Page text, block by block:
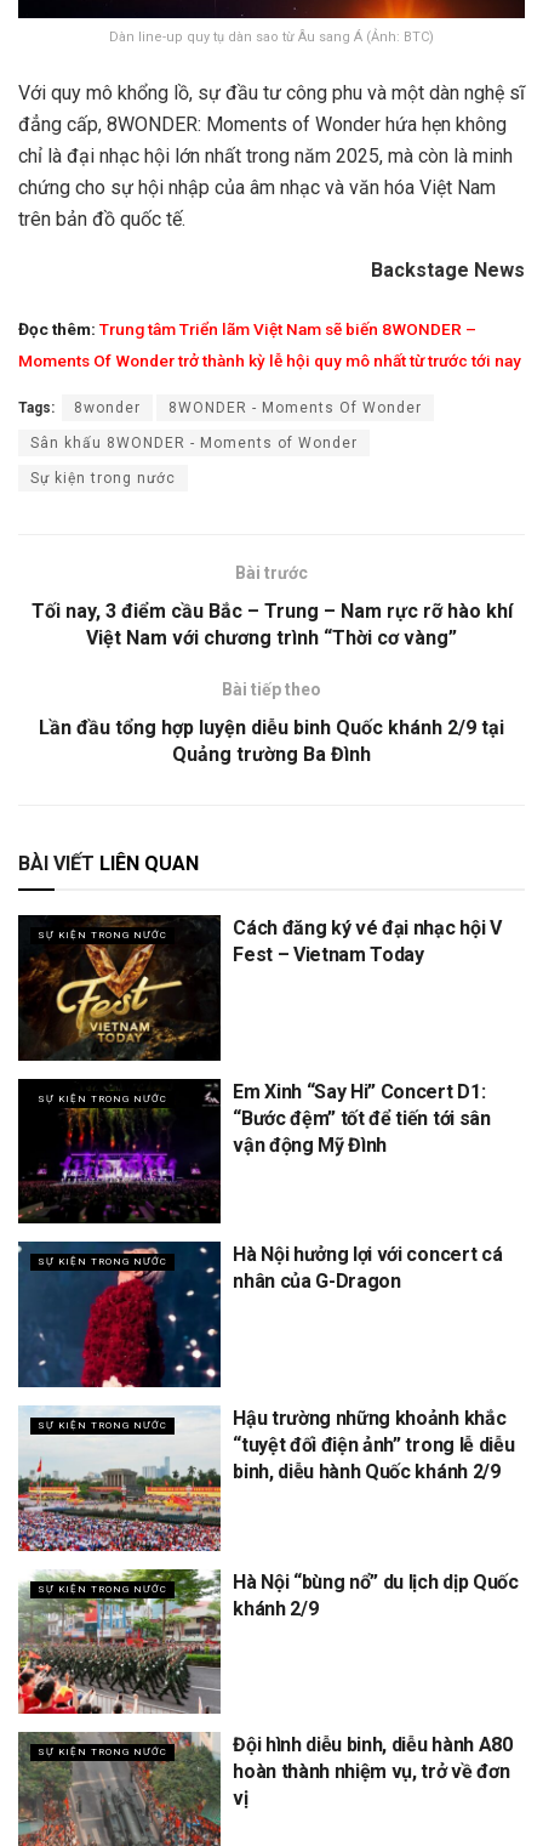
Dàn line-up quy tụ dàn sao từ Âu sang Á (Ảnh: BTC)
Với quy mô khổng lồ, sự đầu tư công phu và một dàn nghệ sĩ
đẳng cấp, 8WONDER: Moments of Wonder hứa hẹn không
chỉ là đại nhạc hội lớn nhất trong năm 2025, mà còn là minh
chứng cho sự hội nhập của âm nhạc và văn hóa Việt Nam
trên bản đồ quốc tế.
Backstage News
Đọc thêm: Trung tâm Triển lãm Việt Nam sẽ biến 8WONDER –
Moments Of Wonder trở thành kỳ lễ hội quy mô nhất từ trước tới nay
Tags: 8wonder 8WONDER - Moments Of Wonder
Sân khấu 8WONDER - Moments of Wonder
Sự kiện trong nước
Bài trước
Tối nay, 3 điểm cầu Bắc – Trung – Nam rực rỡ hào khí
Việt Nam với chương trình “Thời cơ vàng”
Bài tiếp theo
Lần đầu tổng hợp luyện diễu binh Quốc khánh 2/9 tại
Quảng trường Ba Đình
BÀI VIẾT LIÊN QUAN
SỰ KIỆN TRONG NƯỚC
Cách đăng ký vé đại nhạc hội V
Fest – Vietnam Today
SỰ KIỆN TRONG NƯỚC
Em Xinh “Say Hi” Concert D1:
“Bước đệm” tốt để tiến tới sân
vận động Mỹ Đình
SỰ KIỆN TRONG NƯỚC
Hà Nội hưởng lợi với concert cá
nhân của G-Dragon
SỰ KIỆN TRONG NƯỚC
Hậu trường những khoảnh khắc
“tuyệt đối điện ảnh” trong lễ diễu
binh, diễu hành Quốc khánh 2/9
SỰ KIỆN TRONG NƯỚC
Hà Nội “bùng nổ” du lịch dịp Quốc
khánh 2/9
SỰ KIỆN TRONG NƯỚC
Đội hình diễu binh, diễu hành A80
hoàn thành nhiệm vụ, trở về đơn
vị